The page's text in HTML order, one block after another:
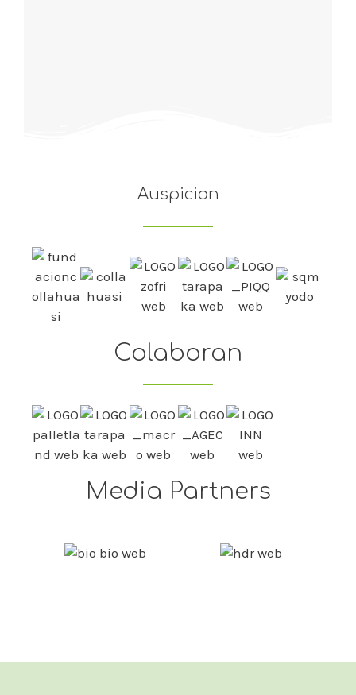
Auspician
Colaboran
Media Partners